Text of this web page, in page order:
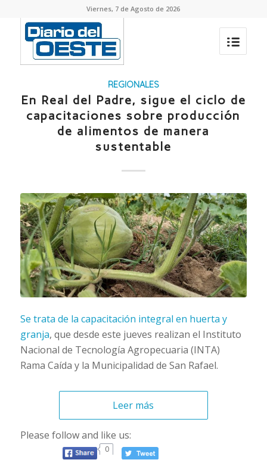
Viernes, 7 de Agosto de 2026
REGIONALES
En Real del Padre, sigue el ciclo de
capacitaciones sobre producción
de alimentos de manera
sustentable
Se trata de la capacitación integral en huerta y
granja, que desde este jueves realizan el Instituto
Nacional de Tecnología Agropecuaria (INTA)
Rama Caída y la Municipalidad de San Rafael.
Leer más
Please follow and like us:
0